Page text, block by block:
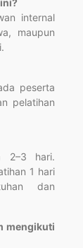
internal
maupun
peserta
pelatihan
2–3 hari.
1 hari
dan
mengikuti